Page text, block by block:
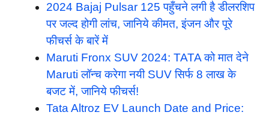
2024 Bajaj Pulsar 125 पहुँचने लगी है डीलरशिप
पर जल्द होगी लांच, जानिये कीमत, इंजन और पूरे
फीचर्स के बारें में
Maruti Fronx SUV 2024: TATA को मात देने
Maruti लॉन्च करेगा नयी SUV सिर्फ 8 लाख के
बजट में, जानिये फीचर्स!
Tata Altroz EV Launch Date and Price: